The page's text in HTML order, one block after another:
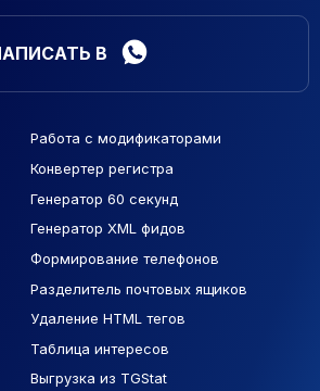
В
Работа с модификаторами
Конвертер регистра
Генератор 60 секунд
Генератор XML фидов
Формирование телефонов
Разделитель почтовых ящиков
Удаление HTML тегов
Таблица интересов
Выгрузка из TGStat
Подборка сайтов
Макеты Figma
База Яндекс Карты
РСЯ площадки
Созданные сайты
Контекстная реклама